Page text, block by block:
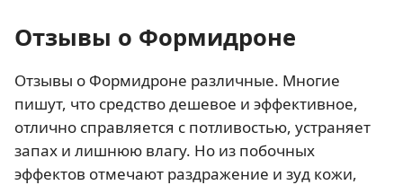
Отзывы о Формидроне
Отзывы о Формидроне различные. Многие
пишут, что средство дешевое и эффективное,
отлично справляется с потливостью, устраняет
запах и лишнюю влагу. Но из побочных
эффектов отмечают раздражение и зуд кожи,